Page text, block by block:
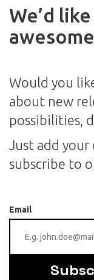
We’d
Would you
about new
possibilities,
Just add
subscribe to
Email